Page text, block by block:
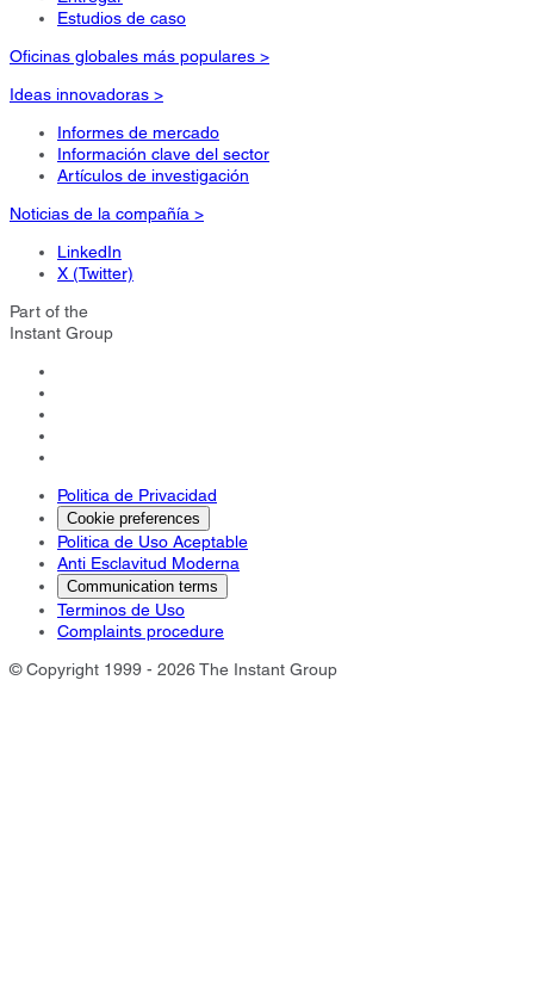
Estudios de caso
Oficinas globales más populares >
Ideas innovadoras >
Informes de mercado
Información clave del sector
Artículos de investigación
Noticias de la compañía >
LinkedIn
X (Twitter)
Part of the
Instant Group
Politica de Privacidad
Cookie preferences
Politica de Uso Aceptable
Anti Esclavitud Moderna
Communication terms
Terminos de Uso
Complaints procedure
© Copyright 1999 - 2026 The Instant Group